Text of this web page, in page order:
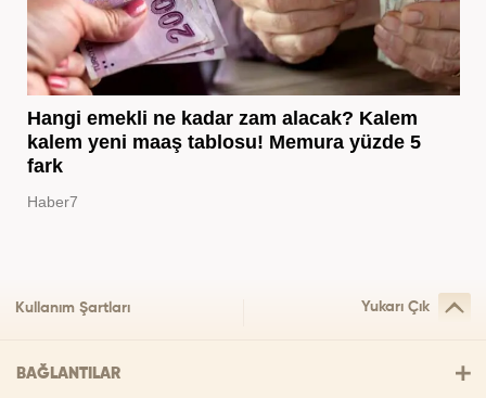
Hangi emekli ne kadar zam alacak? Kalem
kalem yeni maaş tablosu! Memura yüzde 5
fark
Haber7
Kullanım Şartları Yukarı Çık
BAĞLANTILAR